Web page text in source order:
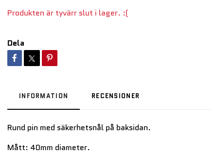
Produkten är tyvärr slut i lager. :(
Dela
INFORMATION RECENSIONER
Rund pin med säkerhetsnål på baksidan.
Mått: 40mm diameter.